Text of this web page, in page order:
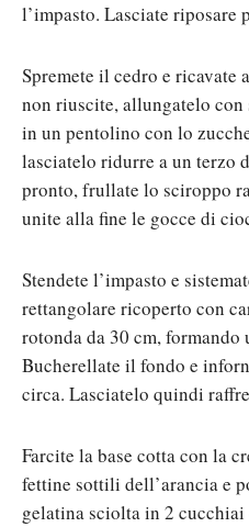
l’impasto. Lasciate riposare
Spremete il cedro e ricavate
non riuscite, allungatelo
in un pentolino con lo
lasciatelo ridurre a un terzo
pronto, frullate lo sciroppo
unite alla fine le gocce di
Stendete l’impasto e
rettangolare ricoperto con
rotonda da 30 cm,
Bucherellate il fondo e
circa. Lasciatelo quindi
Farcite la base cotta con la
fettine sottili dell’arancia e
gelatina sciolta in 2 cucchiai